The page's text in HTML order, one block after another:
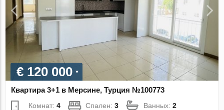
€ 120 000
Квартира 3+1 в Мерсине, Турция №100773
Комнат:4 Спален:3 Ванных:2